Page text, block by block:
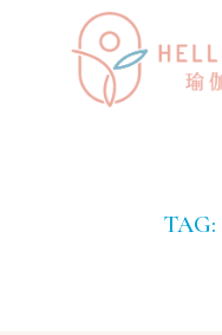
TAG: